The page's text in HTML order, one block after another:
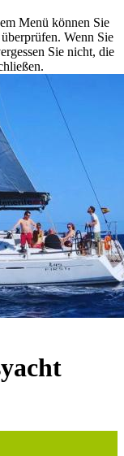
Menü können Sie
Wenn Sie
Sie nicht, die